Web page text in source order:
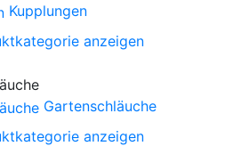
Kupplungen
anzeigen
Gartenschläuche
anzeigen